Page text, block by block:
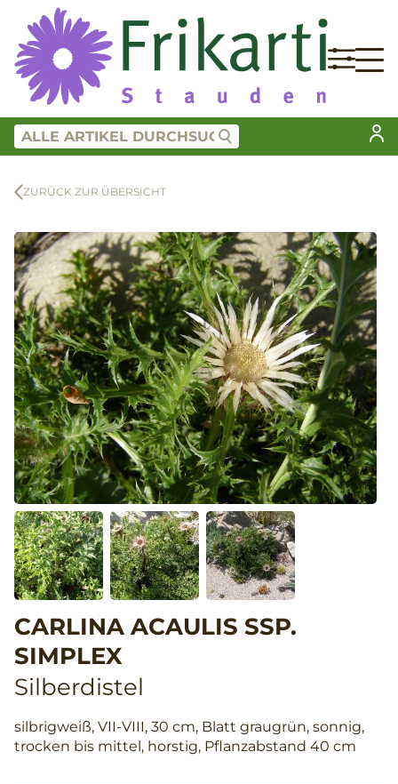
ZURÜCK ZUR ÜBERSICHT
CARLINA ACAULIS SSP.
SIMPLEX
Silberdistel
silbrigweiß, VII-VIII, 30 cm, Blatt graugrün, sonnig,
trocken bis mittel, horstig, Pflanzabstand 40 cm